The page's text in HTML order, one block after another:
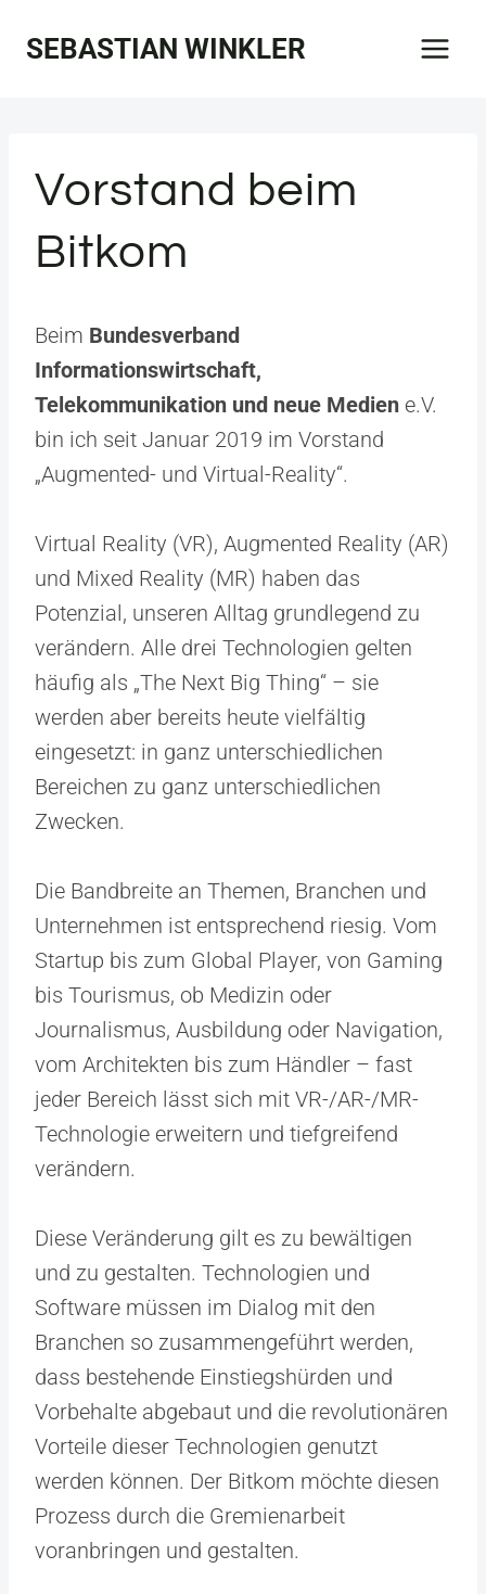
InhaltSEBASTIAN WINKLER
Vorstand beim
Bitkom
Beim Bundesverband
Informationswirtschaft,
Telekommunikation und neue Medien e.V.
bin ich seit Januar 2019 im Vorstand
„Augmented- und Virtual-Reality“.
Virtual Reality (VR), Augmented Reality (AR)
und Mixed Reality (MR) haben das
Potenzial, unseren Alltag grundlegend zu
verändern. Alle drei Technologien gelten
häufig als „The Next Big Thing“ – sie
werden aber bereits heute vielfältig
eingesetzt: in ganz unterschiedlichen
Bereichen zu ganz unterschiedlichen
Zwecken.
Die Bandbreite an Themen, Branchen und
Unternehmen ist entsprechend riesig. Vom
Startup bis zum Global Player, von Gaming
bis Tourismus, ob Medizin oder
Journalismus, Ausbildung oder Navigation,
vom Architekten bis zum Händler – fast
jeder Bereich lässt sich mit VR-/AR-/MR-
Technologie erweitern und tiefgreifend
verändern.
Diese Veränderung gilt es zu bewältigen
und zu gestalten. Technologien und
Software müssen im Dialog mit den
Branchen so zusammengeführt werden,
dass bestehende Einstiegshürden und
Vorbehalte abgebaut und die revolutionären
Vorteile dieser Technologien genutzt
werden können. Der Bitkom möchte diesen
Prozess durch die Gremienarbeit
voranbringen und gestalten.